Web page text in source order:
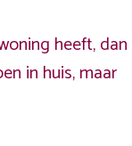
heeft, dan
in huis, maar